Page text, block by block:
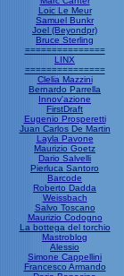
Loic Le Meur
Samuel Bunkr
Joel (Beyondpr)
Bruce Sterling
===============
LINX
===============
Clelia Mazzini
Bernardo Parrella
Innov'azione
FirstDraft
Eugenio Prosperetti
Juan Carlos De Martin
Layla Pavone
Maurizio Goetz
Dario Salvelli
Pierluca Santoro
Barcode
Roberto Dadda
Weissbach
Salvo Toscano
Maurizio Codogno
La bottega del torchio
Mastroblog
Alessio
Simone Cappellini
Francesco Armando